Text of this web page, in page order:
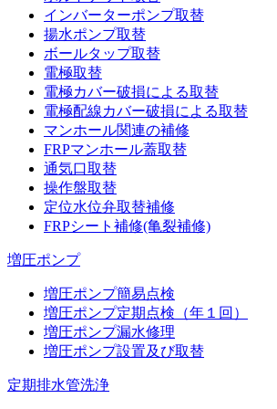
インバーターポンプ取替
揚水ポンプ取替
ボールタップ取替
電極取替
電極カバー破損による取替
電極配線カバー破損による取替
マンホール関連の補修
FRPマンホール蓋取替
通気口取替
操作盤取替
定位水位弁取替補修
FRPシート補修(亀裂補修)
増圧ポンプ
増圧ポンプ簡易点検
増圧ポンプ定期点検（年１回）
増圧ポンプ漏水修理
増圧ポンプ設置及び取替
定期排水管洗浄